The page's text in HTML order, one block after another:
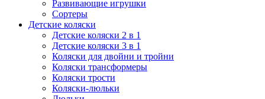
Развивающие игрушки
Сортеры
Детские коляски
Детские коляски 2 в 1
Детские коляски 3 в 1
Коляски для двойни и тройни
Коляски трансформеры
Коляски трости
Коляски-люльки